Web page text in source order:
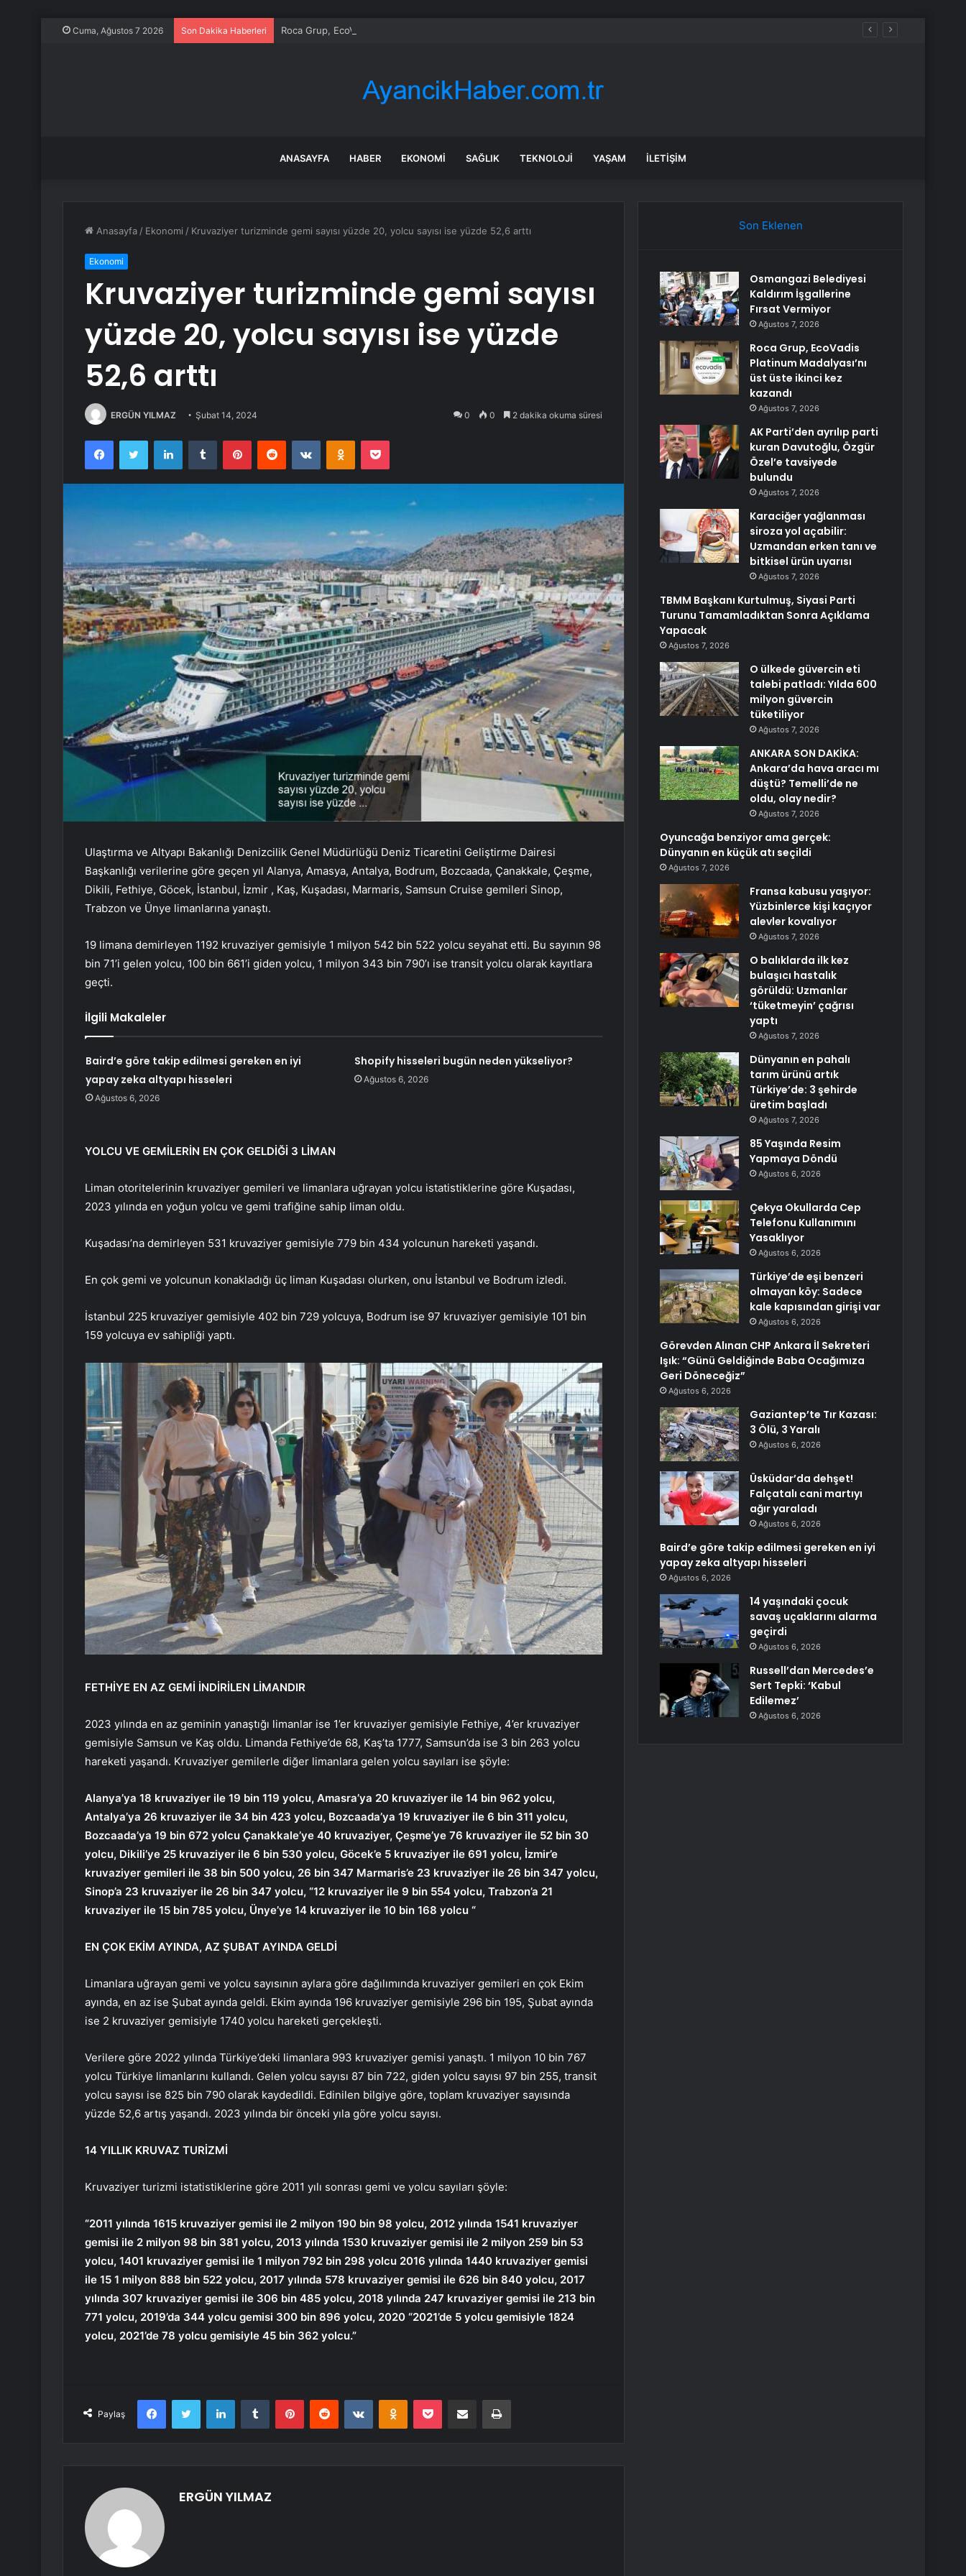
Cuma, Ağustos 7 2026 Son Dakika Haberleri Roca Grup, EcoVadis Platinum Madalyası’nı üst üste ikinci kez kazandı
ANASAYFA HABER EKONOMI SAĞLIK TEKNOLOJI YAŞAM İLETIŞIM
Anasayfa / Ekonomi / Kruvaziyer turizminde gemi sayısı yüzde 20, yolcu sayısı ise yüzde 52,6 arttı
Ekonomi
Kruvaziyer turizminde gemi sayısı
yüzde 20, yolcu sayısı ise yüzde
52,6 arttı
ERGÜN YILMAZ Şubat 14, 2024 0 0 2 dakika okuma süresi
FacebookTwitter LinkedInTumblr PinterestReddit VKontakteOdnoklassniki
Pocket
Ulaştırma ve Altyapı Bakanlığı Denizcilik Genel Müdürlüğü Deniz Ticaretini Geliştirme Dairesi
Başkanlığı verilerine göre geçen yıl Alanya, Amasya, Antalya, Bodrum, Bozcaada, Çanakkale, Çeşme,
Dikili, Fethiye, Göcek, İstanbul, İzmir , Kaş, Kuşadası, Marmaris, Samsun Cruise gemileri Sinop,
Trabzon ve Ünye limanlarına yanaştı.
19 limana demirleyen 1192 kruvaziyer gemisiyle 1 milyon 542 bin 522 yolcu seyahat etti. Bu sayının 98
bin 71’i gelen yolcu, 100 bin 661’i giden yolcu, 1 milyon 343 bin 790’ı ise transit yolcu olarak kayıtlara
geçti.
İlgili Makaleler
Baird’e göre takip edilmesi gereken en iyi
yapay zeka altyapı hisseleri
Ağustos 6, 2026
Shopify hisseleri bugün neden yükseliyor?
Ağustos 6, 2026
YOLCU VE GEMİLERİN EN ÇOK GELDİĞİ 3 LİMAN
Liman otoritelerinin kruvaziyer gemileri ve limanlara uğrayan yolcu istatistiklerine göre Kuşadası,
2023 yılında en yoğun yolcu ve gemi trafiğine sahip liman oldu.
Kuşadası’na demirleyen 531 kruvaziyer gemisiyle 779 bin 434 yolcunun hareketi yaşandı.
En çok gemi ve yolcunun konakladığı üç liman Kuşadası olurken, onu İstanbul ve Bodrum izledi.
İstanbul 225 kruvaziyer gemisiyle 402 bin 729 yolcuya, Bodrum ise 97 kruvaziyer gemisiyle 101 bin
159 yolcuya ev sahipliği yaptı.
FETHİYE EN AZ GEMİ İNDİRİLEN LİMANDIR
2023 yılında en az geminin yanaştığı limanlar ise 1’er kruvaziyer gemisiyle Fethiye, 4’er kruvaziyer
gemisiyle Samsun ve Kaş oldu. Limanda Fethiye’de 68, Kaş’ta 1777, Samsun’da ise 3 bin 263 yolcu
hareketi yaşandı. Kruvaziyer gemilerle diğer limanlara gelen yolcu sayıları ise şöyle:
Alanya’ya 18 kruvaziyer ile 19 bin 119 yolcu, Amasra’ya 20 kruvaziyer ile 14 bin 962 yolcu,
Antalya’ya 26 kruvaziyer ile 34 bin 423 yolcu, Bozcaada’ya 19 kruvaziyer ile 6 bin 311 yolcu,
Bozcaada’ya 19 bin 672 yolcu Çanakkale’ye 40 kruvaziyer, Çeşme’ye 76 kruvaziyer ile 52 bin 30
yolcu, Dikili’ye 25 kruvaziyer ile 6 bin 530 yolcu, Göcek’e 5 kruvaziyer ile 691 yolcu, İzmir’e
kruvaziyer gemileri ile 38 bin 500 yolcu, 26 bin 347 Marmaris’e 23 kruvaziyer ile 26 bin 347 yolcu,
Sinop’a 23 kruvaziyer ile 26 bin 347 yolcu, “12 kruvaziyer ile 9 bin 554 yolcu, Trabzon’a 21
kruvaziyer ile 15 bin 785 yolcu, Ünye’ye 14 kruvaziyer ile 10 bin 168 yolcu “
EN ÇOK EKİM AYINDA, AZ ŞUBAT AYINDA GELDİ
Limanlara uğrayan gemi ve yolcu sayısının aylara göre dağılımında kruvaziyer gemileri en çok Ekim
ayında, en az ise Şubat ayında geldi. Ekim ayında 196 kruvaziyer gemisiyle 296 bin 195, Şubat ayında
ise 2 kruvaziyer gemisiyle 1740 yolcu hareketi gerçekleşti.
Verilere göre 2022 yılında Türkiye’deki limanlara 993 kruvaziyer gemisi yanaştı. 1 milyon 10 bin 767
yolcu Türkiye limanlarını kullandı. Gelen yolcu sayısı 87 bin 722, giden yolcu sayısı 97 bin 255, transit
yolcu sayısı ise 825 bin 790 olarak kaydedildi. Edinilen bilgiye göre, toplam kruvaziyer sayısında
yüzde 52,6 artış yaşandı. 2023 yılında bir önceki yıla göre yolcu sayısı.
14 YILLIK KRUVAZ TURİZMİ
Kruvaziyer turizmi istatistiklerine göre 2011 yılı sonrası gemi ve yolcu sayıları şöyle:
“2011 yılında 1615 kruvaziyer gemisi ile 2 milyon 190 bin 98 yolcu, 2012 yılında 1541 kruvaziyer
gemisi ile 2 milyon 98 bin 381 yolcu, 2013 yılında 1530 kruvaziyer gemisi ile 2 milyon 259 bin 53
yolcu, 1401 kruvaziyer gemisi ile 1 milyon 792 bin 298 yolcu 2016 yılında 1440 kruvaziyer gemisi
ile 15 1 milyon 888 bin 522 yolcu, 2017 yılında 578 kruvaziyer gemisi ile 626 bin 840 yolcu, 2017
yılında 307 kruvaziyer gemisi ile 306 bin 485 yolcu, 2018 yılında 247 kruvaziyer gemisi ile 213 bin
771 yolcu, 2019’da 344 yolcu gemisi 300 bin 896 yolcu, 2020 “2021’de 5 yolcu gemisiyle 1824
yolcu, 2021’de 78 yolcu gemisiyle 45 bin 362 yolcu.”
Paylaş
FacebookTwitter LinkedInTumblr PinterestReddit VKontakteOdnoklassniki
Pocket E-Posta ile paylaş Yazdır
ERGÜN YILMAZ
Son Eklenen
Osmangazi Belediyesi
Kaldırım İşgallerine
Fırsat Vermiyor
Ağustos 7, 2026
Roca Grup, EcoVadis
Platinum Madalyası’nı
üst üste ikinci kez
kazandı
Ağustos 7, 2026
AK Parti’den ayrılıp parti
kuran Davutoğlu, Özgür
Özel’e tavsiyede
bulundu
Ağustos 7, 2026
Karaciğer yağlanması
siroza yol açabilir:
Uzmandan erken tanı ve
bitkisel ürün uyarısı
Ağustos 7, 2026
TBMM Başkanı Kurtulmuş, Siyasi Parti
Turunu Tamamladıktan Sonra Açıklama
Yapacak
Ağustos 7, 2026
O ülkede güvercin eti
talebi patladı: Yılda 600
milyon güvercin
tüketiliyor
Ağustos 7, 2026
ANKARA SON DAKİKA:
Ankara’da hava aracı mı
düştü? Temelli’de ne
oldu, olay nedir?
Ağustos 7, 2026
Oyuncağa benziyor ama gerçek:
Dünyanın en küçük atı seçildi
Ağustos 7, 2026
Fransa kabusu yaşıyor:
Yüzbinlerce kişi kaçıyor
alevler kovalıyor
Ağustos 7, 2026
O balıklarda ilk kez
bulaşıcı hastalık
görüldü: Uzmanlar
‘tüketmeyin’ çağrısı
yaptı
Ağustos 7, 2026
Dünyanın en pahalı
tarım ürünü artık
Türkiye’de: 3 şehirde
üretim başladı
Ağustos 7, 2026
85 Yaşında Resim
Yapmaya Döndü
Ağustos 6, 2026
Çekya Okullarda Cep
Telefonu Kullanımını
Yasaklıyor
Ağustos 6, 2026
Türkiye’de eşi benzeri
olmayan köy: Sadece
kale kapısından girişi var
Ağustos 6, 2026
Görevden Alınan CHP Ankara İl Sekreteri
Işık: “Günü Geldiğinde Baba Ocağımıza
Geri Döneceğiz”
Ağustos 6, 2026
Gaziantep’te Tır Kazası:
3 Ölü, 3 Yaralı
Ağustos 6, 2026
Üsküdar’da dehşet!
Falçatalı cani martıyı
ağır yaraladı
Ağustos 6, 2026
Baird’e göre takip edilmesi gereken en iyi
yapay zeka altyapı hisseleri
Ağustos 6, 2026
14 yaşındaki çocuk
savaş uçaklarını alarma
geçirdi
Ağustos 6, 2026
Russell’dan Mercedes’e
Sert Tepki: ‘Kabul
Edilemez’
Ağustos 6, 2026